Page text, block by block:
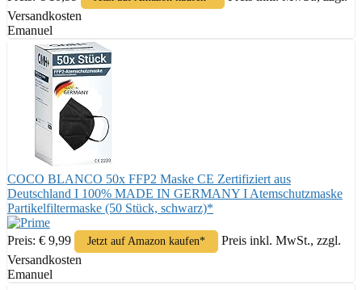
Versandkosten
Emanuel
COCO BLANCO 50x FFP2 Maske CE Zertifiziert aus
Deutschland I 100% MADE IN GERMANY I Atemschutzmaske
Partikelfiltermaske (50 Stück, schwarz)*
Preis: € 9,99 Jetzt auf Amazon kaufen*
Preis inkl. MwSt., zzgl.
Versandkosten
Emanuel